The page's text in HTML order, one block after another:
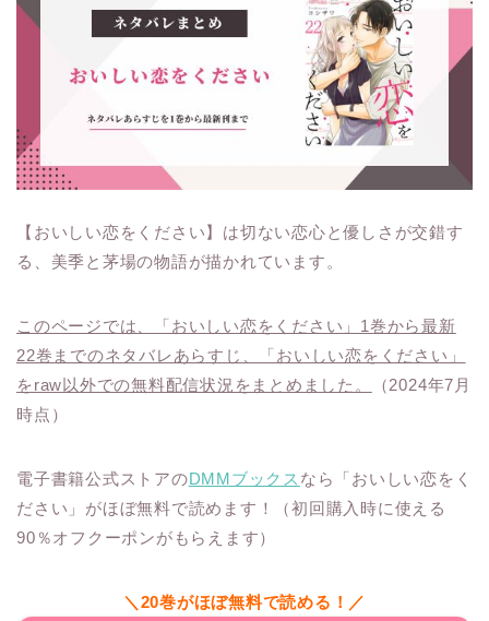
【おいしい恋をください】は切ない恋心と優しさが交錯す
る、美季と茅場の物語が描かれています。
このページでは、「おいしい恋をください」1巻から最新
22巻までのネタバレあらすじ、「おいしい恋をください」
をraw以外での無料配信状況をまとめました。
（2024年7月
時点）
電子書籍公式ストアのDMMブックス なら「おいしい恋をく
ださい」がほぼ無料で読めます！（初回購入時に使える
90％オフクーポンがもらえます）
＼20巻がほぼ無料で読める！／